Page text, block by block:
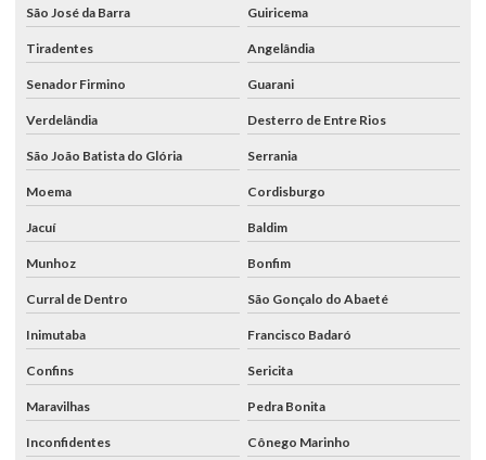
São José da Barra Guiricema
Tiradentes Angelândia
Senador Firmino Guarani
Verdelândia Desterro de Entre Rios
São João Batista do Glória Serrania
Moema Cordisburgo
Jacuí Baldim
Munhoz Bonfim
Curral de Dentro São Gonçalo do Abaeté
Inimutaba Francisco Badaró
Confins Sericita
Maravilhas Pedra Bonita
Inconfidentes Cônego Marinho